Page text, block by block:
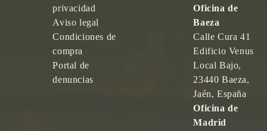
privacidad
Aviso legal
Condiciones de
compra
Portal de
denuncias
Oficina de
Baeza
Calle Cura 41
Edificio Venus
Local Bajo,
23440 Baeza,
Jaén, España
Oficina de
Madrid